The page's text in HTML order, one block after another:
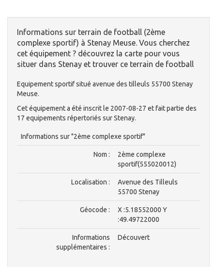
Informations sur terrain de football (2ème
complexe sportif) à Stenay Meuse. Vous cherchez
cet équipement ? découvrez la carte pour vous
situer dans Stenay et trouver ce terrain de football
Equipement sportif situé avenue des tilleuls 55700 Stenay
Meuse.
Cet équipement a été inscrit le 2007-08-27 et fait partie des
17 equipements répertoriés sur Stenay.
Informations sur "2ème complexe sportif"
Nom :
2ème complexe
sportif(555020012)
Localisation :
Avenue des Tilleuls
55700 Stenay
Géocode :
X :5.18552000 Y
:49.49722000
Informations
supplémentaires :
Découvert